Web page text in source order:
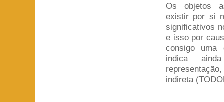
Os objetos
existir por si
significativos
e isso por
consigo uma
indica
indireta